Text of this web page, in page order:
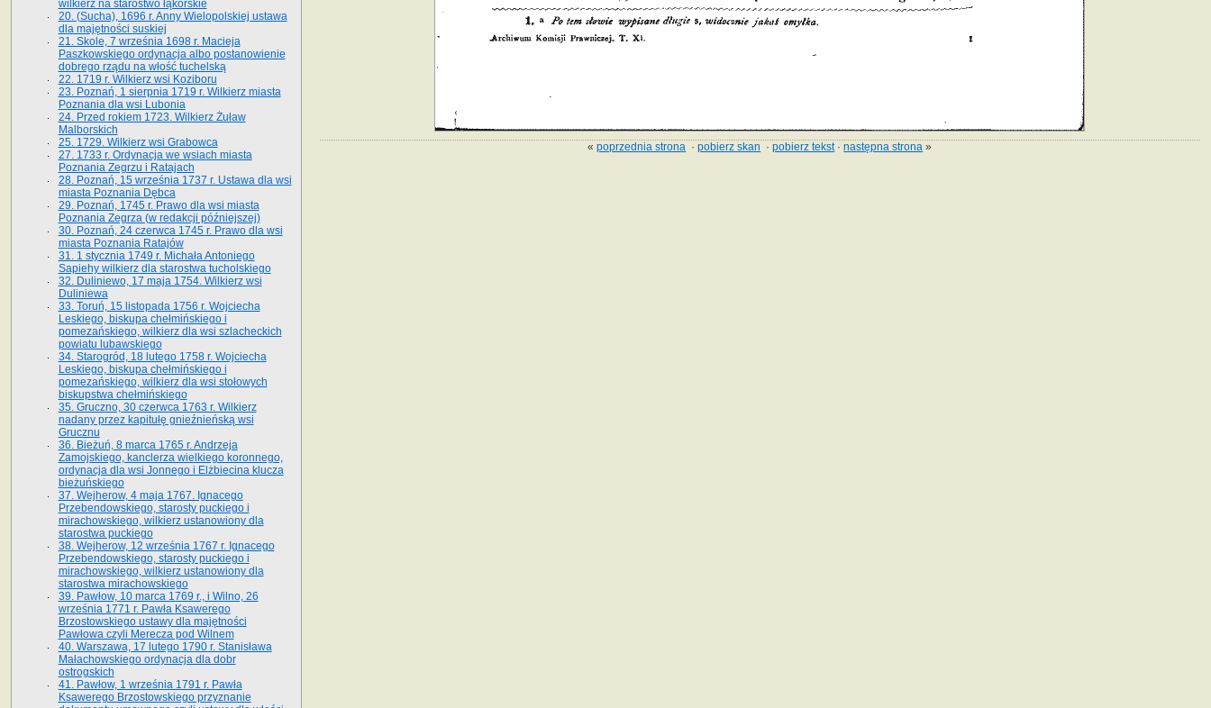
«poprzednia strona ·pobierz skan ·pobierz tekst·następna strona »
wilkierz na starostwo łąkorskie
20. (Sucha), 1696 r. Anny Wielopolskiej ustawa
dla majętności suskiej
21. Skole, 7 września 1698 r. Macieja
Paszkowskiego ordynacja albo postanowienie
dobrego rządu na włość tuchelską
22. 1719 r. Wilkierz wsi Koziboru
23. Poznań, 1 sierpnia 1719 r. Wilkierz miasta
Poznania dla wsi Lubonia
24. Przed rokiem 1723. Wilkierz Żuław
Malborskich
25. 1729. Wilkierz wsi Grabowca
27. 1733 r. Ordynacja we wsiach miasta
Poznania Zegrzu i Ratajach
28. Poznań, 15 września 1737 r. Ustawa dla wsi
miasta Poznania Dębca
29. Poznań, 1745 r. Prawo dla wsi miasta
Poznania Zegrza (w redakcji późniejszej)
30. Poznań, 24 czerwca 1745 r. Prawo dla wsi
miasta Poznania Ratajów
31. 1 stycznia 1749 r. Michała Antoniego
Sapiehy wilkierz dla starostwa tucholskiego
32. Duliniewo, 17 maja 1754. Wilkierz wsi
Duliniewa
33. Toruń, 15 listopada 1756 r. Wojciecha
Leskiego, biskupa chełmińskiego i
pomezańskiego, wilkierz dla wsi szlacheckich
powiatu lubawskiego
34. Starogród, 18 lutego 1758 r. Wojciecha
Leskiego, biskupa chełmińskiego i
pomezańskiego, wilkierz dla wsi stołowych
biskupstwa chełmińskiego
35. Gruczno, 30 czerwca 1763 r. Wilkierz
nadany przez kapitułę gnieźnieńską wsi
Grucznu
36. Bieżuń, 8 marca 1765 r. Andrzeja
Zamojskiego, kanclerza wielkiego koronnego,
ordynacja dla wsi Jonnego i Elżbiecina klucza
bieżuńskiego
37. Wejherow, 4 maja 1767. Ignacego
Przebendowskiego, starosty puckiego i
mirachowskiego, wilkierz ustanowiony dla
starostwa puckiego
38. Wejherow, 12 września 1767 r. Ignacego
Przebendowskiego, starosty puckiego i
mirachowskiego, wilkierz ustanowiony dla
starostwa mirachowskiego
39. Pawłow, 10 marca 1769 r., i Wilno, 26
września 1771 r. Pawła Ksawerego
Brzostowskiego ustawy dla majętności
Pawłowa czyli Merecza pod Wilnem
40. Warszawa, 17 lutego 1790 r. Stanisława
Małachowskiego ordynacja dla dobr
ostrogskich
41. Pawłow, 1 września 1791 r. Pawła
Ksawerego Brzostowskiego przyznanie